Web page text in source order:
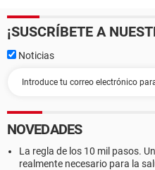
¡SUSCRÍBETE A
Noticias
NOVEDADES
La regla de los 10 mil pasos.
realmente necesario para la